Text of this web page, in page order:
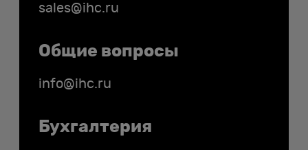
sales@ihc.ru
Общие вопросы
info@ihc.ru
Бухгалтерия